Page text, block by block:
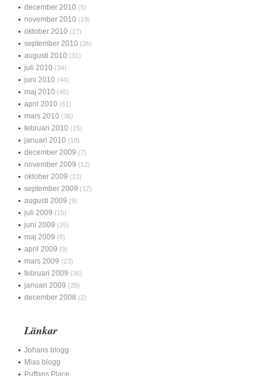
december 2010 (5)
november 2010 (19)
oktober 2010 (17)
september 2010 (26)
augusti 2010 (31)
juli 2010 (34)
juni 2010 (44)
maj 2010 (45)
april 2010 (61)
mars 2010 (36)
februari 2010 (15)
januari 2010 (18)
december 2009 (7)
november 2009 (12)
oktober 2009 (13)
september 2009 (12)
augusti 2009 (9)
juli 2009 (15)
juni 2009 (25)
maj 2009 (8)
april 2009 (9)
mars 2009 (23)
februari 2009 (36)
januari 2009 (29)
december 2008 (2)
Länkar
Johans blogg
Mias blogg
Puffans Place